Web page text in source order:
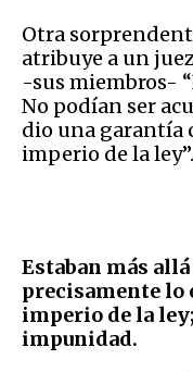
Otra
atribuye a un
-sus miembros-
No podían ser
dio una garantía
imperio de la ley”.
Estaban más
precisamente lo
imperio de la
impunidad.